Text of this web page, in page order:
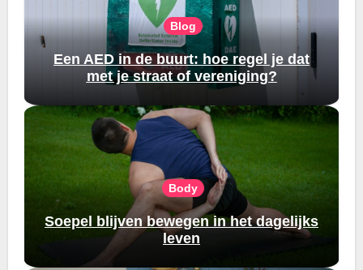
Blog
Een AED in de buurt: hoe regel je dat
met je straat of vereniging?
Body
Soepel blijven bewegen in het dagelijks
leven